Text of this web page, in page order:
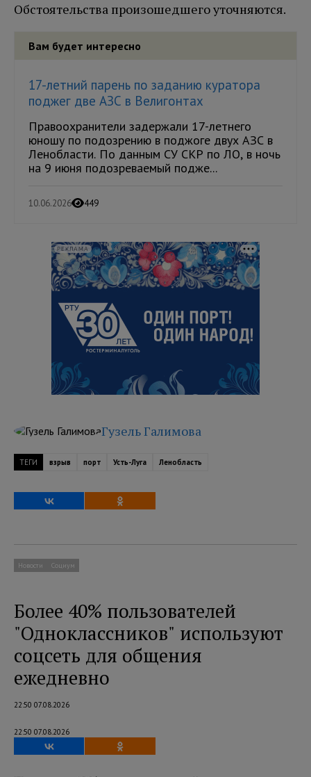
Обстоятельства произошедшего уточняются.
Вам будет интересно
17-летний парень по заданию куратора
поджег две АЗС в Велигонтах
Правоохранители задержали 17-летнего
юношу по подозрению в поджоге двух АЗС в
Ленобласти. По данным СУ СКР по ЛО, в ночь
на 9 июня подозреваемый подже...
10.06.2026 449
РЕКЛАМА
Гузель Галимова
ТЕГИ взрыв порт Усть-Луга Ленобласть
Новости Социум
Более 40% пользователей
"Одноклассников" используют
соцсеть для общения
ежедневно
22:50 07.08.2026
22:50 07.08.2026